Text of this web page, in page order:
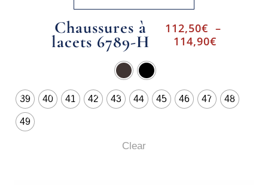
Chaussures à
lacets 6789-H
112,50€ –
114,90€
39 40 41 42 43 44 45 46 47 48
49
Clear